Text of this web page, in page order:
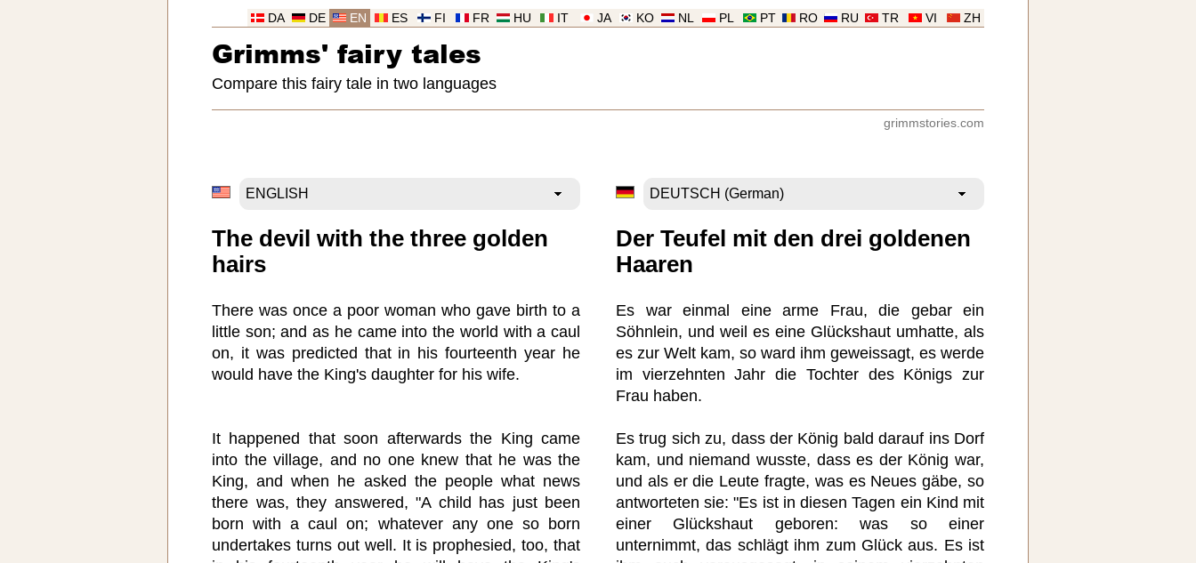
ZH
VI
TR
RU
RO
PT
PL
NL
KO
JA
IT
HU
FR
FI
ES
EN
DE
DA
Grimms' fairy tales
Compare this fairy tale in two languages
grimmstories.com
The devil with the three golden
hairs
Der Teufel mit den drei goldenen
Haaren
There was once a poor woman who gave birth to a
little son; and as he came into the world with a caul
on, it was predicted that in his fourteenth year he
would have the King's daughter for his wife.
Es war einmal eine arme Frau, die gebar ein
Söhnlein, und weil es eine Glückshaut umhatte, als
es zur Welt kam, so ward ihm geweissagt, es werde
im vierzehnten Jahr die Tochter des Königs zur
Frau haben.
It happened that soon afterwards the King came
into the village, and no one knew that he was the
King, and when he asked the people what news
there was, they answered, "A child has just been
born with a caul on; whatever any one so born
undertakes turns out well. It is prophesied, too, that
Es trug sich zu, dass der König bald darauf ins Dorf
kam, und niemand wusste, dass es der König war,
und als er die Leute fragte, was es Neues gäbe, so
antworteten sie: "Es ist in diesen Tagen ein Kind mit
einer Glückshaut geboren: was so einer
unternimmt, das schlägt ihm zum Glück aus. Es ist